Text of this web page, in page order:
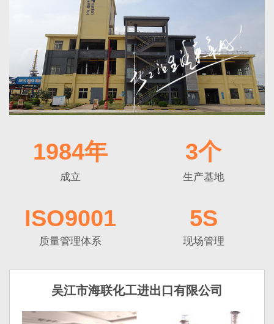
1984年
成立
3个
生产基地
ISO9001
质量管理体系
5S
现场管理
吴江市海联化工进出口有限公司